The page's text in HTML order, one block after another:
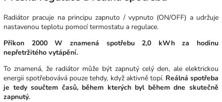
Radiátor pracuje na principu zapnuto / vypnuto (ON/OFF) a udržuje
nastavenou teplotu pomocí termostatu a regulace.
Příkon 2000 W znamená spotřebu 2,0 kWh za hodinu
nepřetržitého vytápění.
To znamená, že radiátor může být zapnutý celý den, ale elektrickou
energii spotřebovává pouze tehdy, když aktivně topí. Reálná spotřeba
je tedy součtem časů, během kterých byl během dne skutečně
zapnutý.